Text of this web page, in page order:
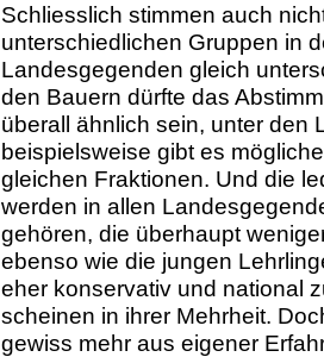
Schliesslich stimmen auch
unterschiedlichen Gruppen in
Landesgegenden gleich
den Bauern dürfte das
überall ähnlich sein, unter den
beispielsweise gibt es
gleichen Fraktionen. Und die
werden in allen
gehören, die überhaupt
ebenso wie die jungen
eher konservativ und national
scheinen in ihrer Mehrheit.
gewiss mehr aus eigener